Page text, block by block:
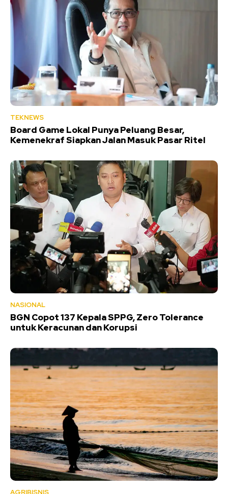
TEKNEWS
Board Game Lokal Punya Peluang Besar,
Kemenekraf Siapkan Jalan Masuk Pasar Ritel
NASIONAL
BGN Copot 137 Kepala SPPG, Zero Tolerance
untuk Keracunan dan Korupsi
AGRIBISNIS